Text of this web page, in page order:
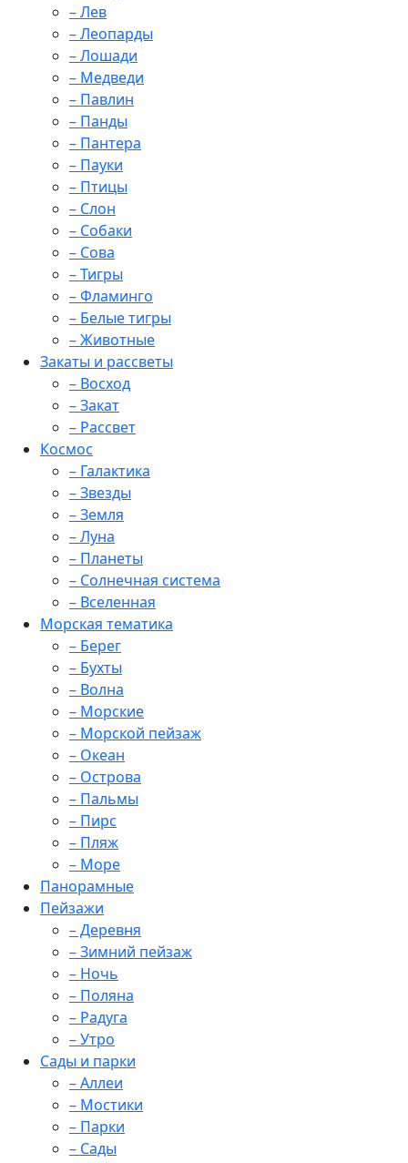
– Лев
– Леопарды
– Лошади
– Медведи
– Павлин
– Панды
– Пантера
– Пауки
– Птицы
– Слон
– Собаки
– Сова
– Тигры
– Фламинго
– Белые тигры
– Животные
Закаты и рассветы
– Восход
– Закат
– Рассвет
Космос
– Галактика
– Звезды
– Земля
– Луна
– Планеты
– Солнечная система
– Вселенная
Морская тематика
– Берег
– Бухты
– Волна
– Морские
– Морской пейзаж
– Океан
– Острова
– Пальмы
– Пирс
– Пляж
– Море
Панорамные
Пейзажи
– Деревня
– Зимний пейзаж
– Ночь
– Поляна
– Радуга
– Утро
Сады и парки
– Аллеи
– Мостики
– Парки
– Сады